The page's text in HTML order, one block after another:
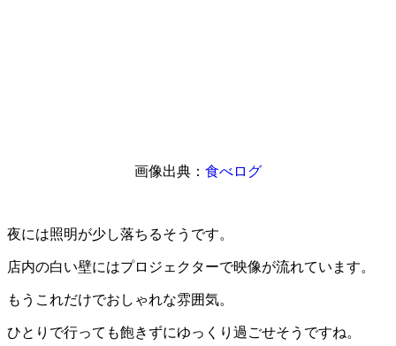
画像出典： 食べログ
夜には照明が少し落ちるそうです。
店内の白い壁にはプロジェクターで映像が流れています。
もうこれだけでおしゃれな雰囲気。
ひとりで行っても飽きずにゆっくり過ごせそうですね。